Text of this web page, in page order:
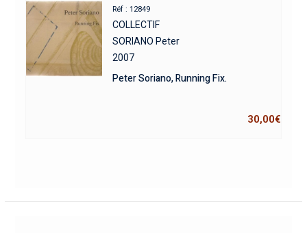
Réf : 12849
COLLECTIF
SORIANO Peter
2007
Peter Soriano, Running Fix.
30,00€